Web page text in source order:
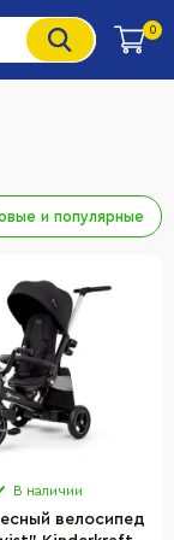
0
и популярные
В наличии
велосипед